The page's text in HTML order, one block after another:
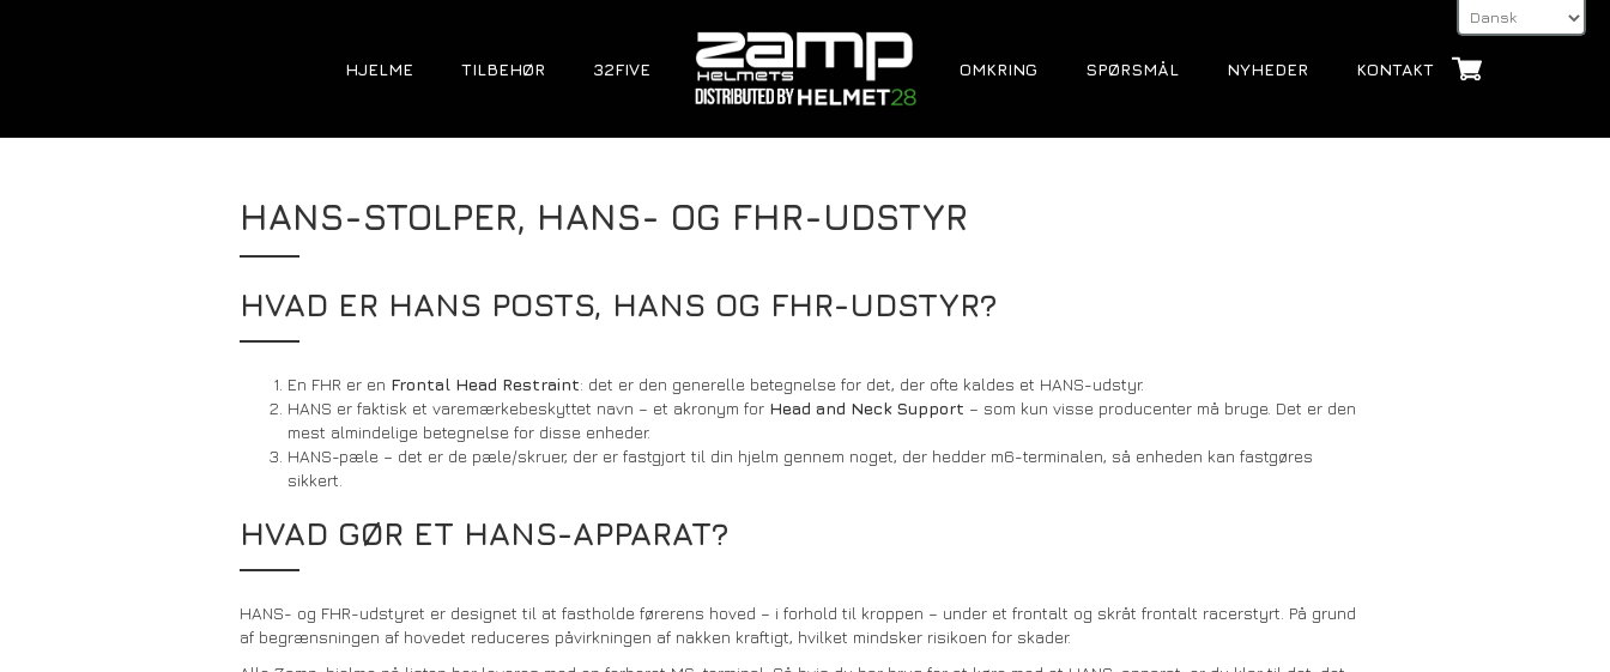
HJELME TILBEHØR 32FIVE OMKRING SPØRSMÅL NYHEDER KONTAKT
HANS-STOLPER, HANS- OG FHR-UDSTYR
HVAD ER HANS POSTS, HANS OG FHR-UDSTYR?
En FHR er en Frontal Head Restraint: det er den generelle betegnelse for det, der ofte kaldes et HANS-udstyr.
HANS er faktisk et varemærkebeskyttet navn – et akronym for Head and Neck Support – som kun visse producenter må bruge. Det er den
mest almindelige betegnelse for disse enheder.
HANS-pæle – det er de pæle/skruer, der er fastgjort til din hjelm gennem noget, der hedder m6-terminalen, så enheden kan fastgøres
sikkert.
HVAD GØR ET HANS-APPARAT?
HANS- og FHR-udstyret er designet til at fastholde førerens hoved – i forhold til kroppen – under et frontalt og skråt frontalt racerstyrt. På grund
af begrænsningen af hovedet reduceres påvirkningen af nakken kraftigt, hvilket mindsker risikoen for skader.